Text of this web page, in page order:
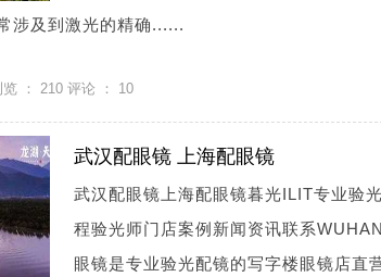
涉及到激光的精确......
： 210 评论 ： 10
武汉配眼镜 上海配眼镜
武汉配眼镜上海配眼镜暮光ILIT专业验
程验光师门店案例新闻资讯联系
眼镜是专业验光配镜的写字楼眼镜店直